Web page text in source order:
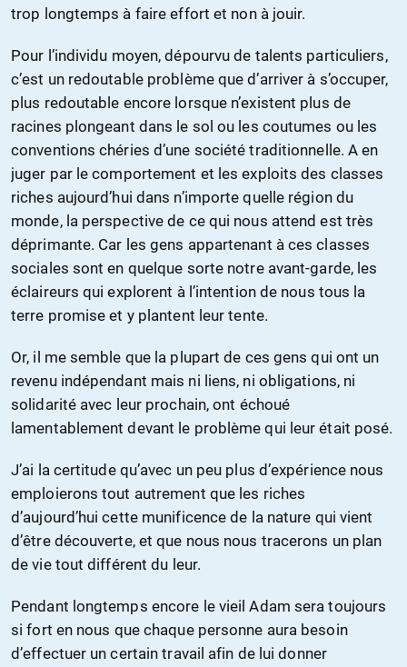
trop longtemps à faire effort et non à jouir.
Pour l’individu moyen, dépourvu de talents particuliers,
c’est un redoutable problème que d’arriver à s’occuper,
plus redoutable encore lorsque n’existent plus de
racines plongeant dans le sol ou les coutumes ou les
conventions chéries d’une société traditionnelle. A en
juger par le comportement et les exploits des classes
riches aujourd’hui dans n’importe quelle région du
monde, la perspective de ce qui nous attend est très
déprimante. Car les gens appartenant à ces classes
sociales sont en quelque sorte notre avant-garde, les
éclaireurs qui explorent à l’intention de nous tous la
terre promise et y plantent leur tente.
Or, il me semble que la plupart de ces gens qui ont un
revenu indépendant mais ni liens, ni obligations, ni
solidarité avec leur prochain, ont échoué
lamentablement devant le problème qui leur était posé.
J’ai la certitude qu’avec un peu plus d’expérience nous
emploierons tout autrement que les riches
d’aujourd’hui cette munificence de la nature qui vient
d’être découverte, et que nous nous tracerons un plan
de vie tout différent du leur.
Pendant longtemps encore le vieil Adam sera toujours
si fort en nous que chaque personne aura besoin
d’effectuer un certain travail afin de lui donner